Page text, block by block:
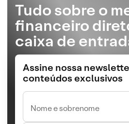
Tudo sobre o
financeiro
caixa de
Assine nossa
conteúdos exclusivos
Nome e sobrenome